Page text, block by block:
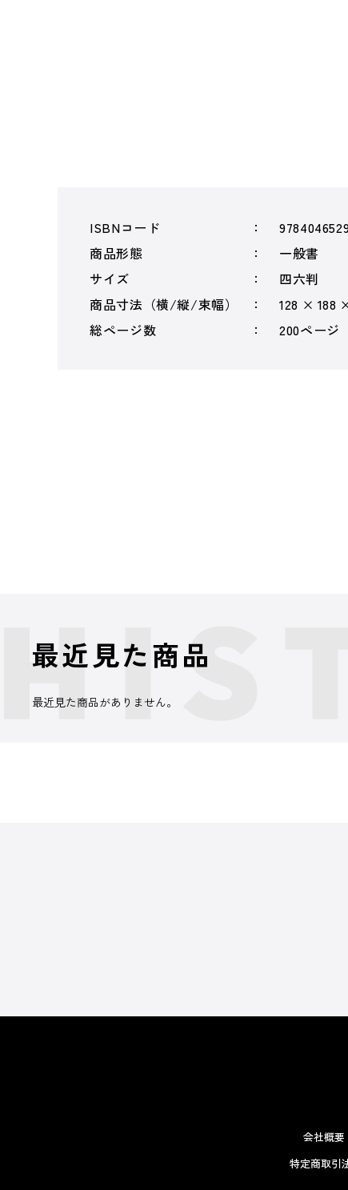
ISBNコード
商品形態
一般書
サイズ
四六判
商品寸法（横/縦/束幅）
128 × 188
総ページ数
200ページ
最近見た商品
最近見た商品がありません。
会社概要
特定商取引